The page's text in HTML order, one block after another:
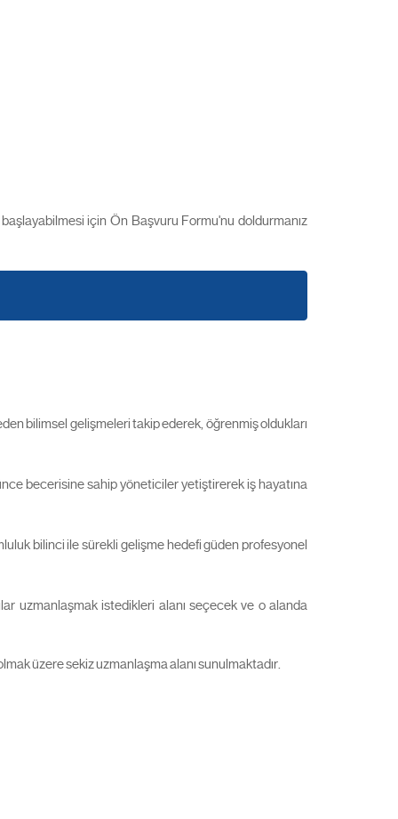
için Ön Başvuru Formu'nu doldurmanız
bilimsel gelişmeleri takip ederek, öğrenmiş oldukları
becerisine sahip yöneticiler yetiştirerek iş hayatına
bilinci ile sürekli gelişme hedefi güden profesyonel
uzmanlaşmak istedikleri alanı seçecek ve o alanda
üzere sekiz uzmanlaşma alanı sunulmaktadır.